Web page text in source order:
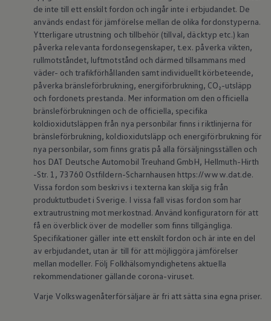
Bygg din bil
Erbjudanden
Boka provkörning
Vilken Volkswagen passar dig?
Offertförfrågan
Hitta din återförsäljare
Köp tillbehör
Finansiering
Privatleasing Online
Privatleasing Online
Finansiering
Leasing
Lån
Serviceavtal & Försäkring
Volkswagen Serviceavtal
Volkswagen försäkring
Volkswagen Betalskydd
Boka provkörning
Offertförfrågan
Hitta din återförsäljare
Om Volkswagen
Juridisk information
CoC-certifikat och lista med ingredienser
Cookies
GDPR
Integritetspolicyn
VSS Personuppgiftshantering
de inte till ett enskilt fordon och ingår inte i erbjudandet. De
används endast för jämförelse mellan de olika fordonstyperna.
Ytterligare utrustning och tillbehör (tillval, däcktyp etc.) kan
påverka relevanta fordonsegenskaper, t.ex. påverka vikten,
rullmotståndet, luftmotstånd och därmed tillsammans med
väder- och trafikförhållanden samt individuellt körbeteende,
påverka bränsleförbrukning, energiförbrukning, CO₂-utsläpp
och fordonets prestanda. Mer information om den officiella
bränsleförbrukningen och de officiella, specifika
koldioxidutsläppen från nya personbilar finns i riktlinjerna för
bränsleförbrukning, koldioxidutsläpp och energiförbrukning för
nya personbilar, som finns gratis på alla försäljningsställen och
hos DAT Deutsche Automobil Treuhand GmbH, Hellmuth-Hirth
-Str. 1, 73760 Ostfildern-Scharnhausen https://www.dat.de.
Vissa fordon som beskrivs i texterna kan skilja sig från
produktutbudet i Sverige. I vissa fall visas fordon som har
extrautrustning mot merkostnad. Använd konfiguratorn för att
få en överblick över de modeller som finns tillgängliga.
Specifikationer gäller inte ett enskilt fordon och är inte en del
av erbjudandet, utan är till för att möjliggöra jämförelser
mellan modeller. Följ Folkhälsomyndighetens aktuella
rekommendationer gällande corona-viruset.
Varje Volkswagenåterförsäljare är fri att sätta sina egna priser.